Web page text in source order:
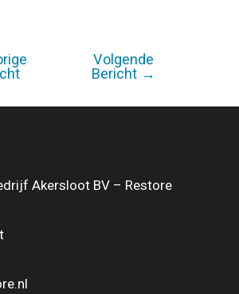
Volgende
Bericht →
Akersloot BV – Restore